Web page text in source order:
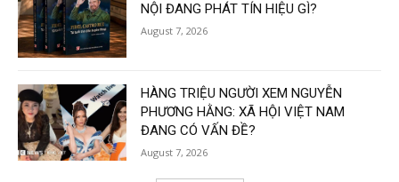
NỘI ĐANG PHÁT TÍN HIỆU GÌ?
August 7, 2026
HÀNG TRIỆU NGƯỜI XEM NGUYỄN
PHƯƠNG HẰNG: XÃ HỘI VIỆT NAM
ĐANG CÓ VẤN ĐỀ?
August 7, 2026